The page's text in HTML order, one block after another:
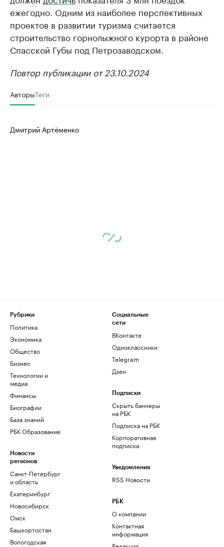
ежегодно. Одним из наиболее перспективных
проектов в развитии туризма считается
строительство горнолыжного курорта в районе
Спасской Губы под Петрозаводском.
Повтор публикации от 23.10.2024
АвторыТеги
Дмитрий Артёменко
Рубрики
Политика
Экономика
Общество
Бизнес
Технологии и
медиа
Финансы
Биографии
База знаний
РБК Образование
Новости
регионов
Санкт-Петербург
и область
Екатеринбург
Новосибирск
Омск
Башкортостан
Вологодская
Социальные
сети
ВКонтакте
Одноклассники
Telegram
Дзен
Подписки
Скрыть баннеры
на РБК
Подписка на РБК
Корпоративная
подписка
Уведомления
RSS Новости
РБК
О компании
Контактная
информация